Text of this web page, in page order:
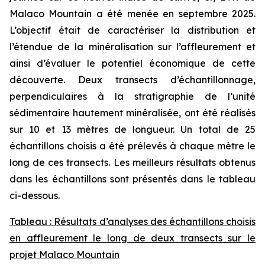
Malaco Mountain a été menée en septembre 2025.
L’objectif était de caractériser la distribution et
l’étendue de la minéralisation sur l’affleurement et
ainsi d’évaluer le potentiel économique de cette
découverte. Deux transects d’échantillonnage,
perpendiculaires à la stratigraphie de l’unité
sédimentaire hautement minéralisée, ont été réalisés
sur 10 et 13 mètres de longueur. Un total de 25
échantillons choisis a été prélevés à chaque mètre le
long de ces transects. Les meilleurs résultats obtenus
dans les échantillons sont présentés dans le tableau
ci-dessous.
Tableau : Résultats d’analyses des échantillons choisis
en affleurement le long de deux transects sur le
projet Malaco Mountain